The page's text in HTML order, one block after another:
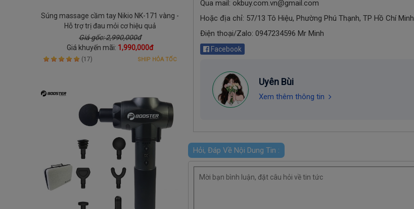
Súng massage cầm tay Nikio NK-171 vàng -
Hỗ trợ trị đau mỏi cơ hiệu quả
Giá gốc: 2,990,000đ
Giá khuyến mãi: 1,990,000đ
(17) SHIP HỎA TỐC
Qua mail: okbuy.com.vn@gmail.com
Hoặc địa chỉ: 57/13 Tô Hiệu, Phường Phú Thạnh, TP Hồ Chí Minh
Điện thoại/Zalo: 0947234596 Mr Minh
Facebook
Uyên Bùi
Xem thêm thông tin
Hỏi, Đáp Về Nội Dung Tin :